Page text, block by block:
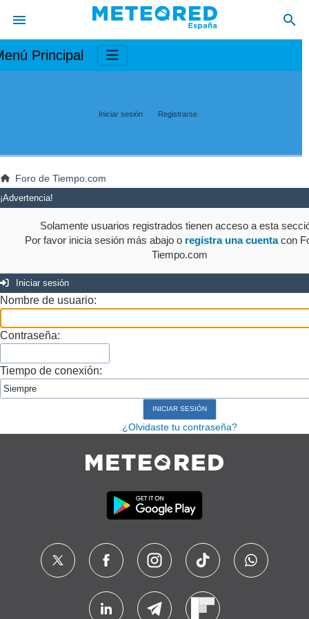
Principal
Iniciar sesión Registrarse
Foro de Tiempo.com
¡Advertencia!
Solamente usuarios registrados tienen acceso a esta
Por favor inicia sesión más abajo o registra una cuentacon
Tiempo.com
Iniciar sesión
Nombre de usuario:
Contraseña:
Tiempo de conexión:
¿Olvidaste tu contraseña?